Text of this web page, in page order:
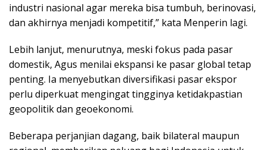
industri nasional agar mereka bisa tumbuh, berinovasi,
dan akhirnya menjadi kompetitif,” kata Menperin lagi.
‎Lebih lanjut, menurutnya, meski fokus pada pasar
domestik, Agus menilai ekspansi ke pasar global tetap
penting. Ia menyebutkan diversifikasi pasar ekspor
perlu diperkuat mengingat tingginya ketidakpastian
geopolitik dan geoekonomi.
Beberapa perjanjian dagang, baik bilateral maupun